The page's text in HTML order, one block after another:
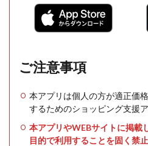
ご注意事項
本アプリは個人の方が適正価
するためのショッピング支援ア
本アプリやWEBサイトに掲載
目的で利用することを固く禁